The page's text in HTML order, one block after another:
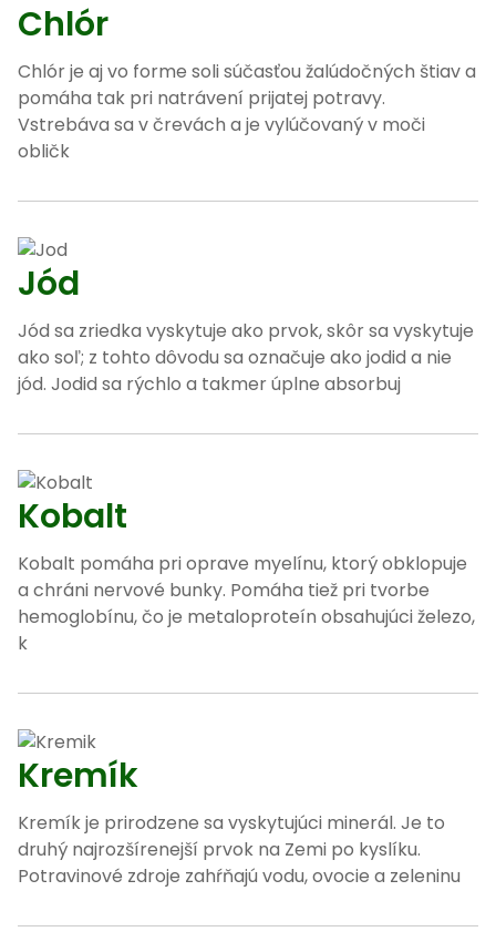
Chlór
Chlór je aj vo forme soli súčasťou žalúdočných štiav a
pomáha tak pri natrávení prijatej potravy.
Vstrebáva sa v črevách a je vylúčovaný v moči
obličk
Jód
Jód sa zriedka vyskytuje ako prvok, skôr sa vyskytuje
ako soľ; z tohto dôvodu sa označuje ako jodid a nie
jód. Jodid sa rýchlo a takmer úplne absorbuj
Kobalt
Kobalt pomáha pri oprave myelínu, ktorý obklopuje
a chráni nervové bunky. Pomáha tiež pri tvorbe
hemoglobínu, čo je metaloproteín obsahujúci železo,
k
Kremík
Kremík je prirodzene sa vyskytujúci minerál. Je to
druhý najrozšírenejší prvok na Zemi po kyslíku.
Potravinové zdroje zahŕňajú vodu, ovocie a zeleninu